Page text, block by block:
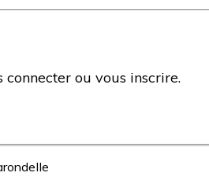
ou vous inscrire.